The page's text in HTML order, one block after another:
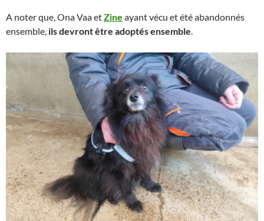
A noter que, Ona Vaa etZine ayant vécu et été abandonnés
ensemble, ils devront être adoptés ensemble.